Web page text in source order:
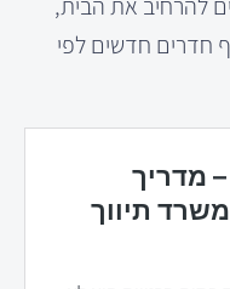
להרחיב את הבית,
חדרים חדשים לפי